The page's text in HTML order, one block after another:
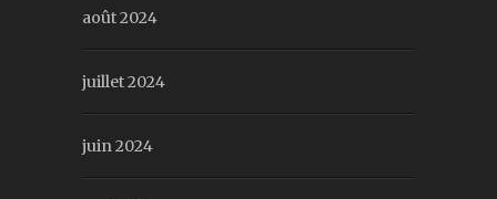
août 2024
juillet 2024
juin 2024